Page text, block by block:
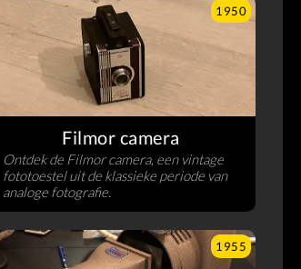
1950
Filmor camera
Ontdek de Filmor camera, een vintage
fototoestel uit de klassieke periode van
analoge fotografie.
1955